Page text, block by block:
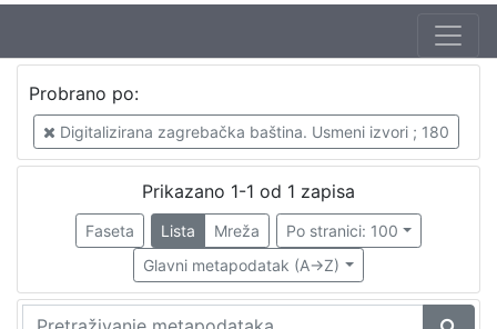
Jezik
hrvatski
cjelina
Probrano po:
Digitalizirana zagrebačka baština. Usmeni izvori ; 180
Prikazano 1-1 od 1 zapisa
Faseta Lista Mreža
Po stranici: 100
Glavni metapodatak (A->Z)